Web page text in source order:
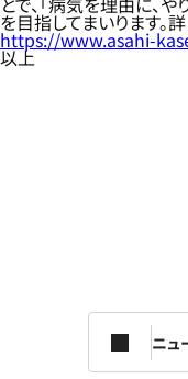
を目指してまいります。
https://www.asahi-
以上
ニュ